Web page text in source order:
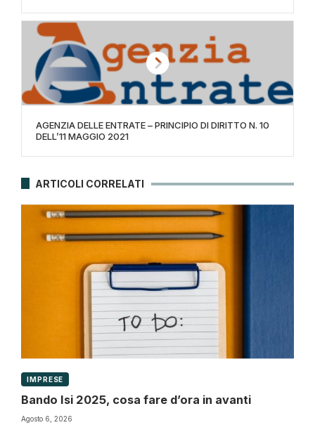
AGENZIA DELLE ENTRATE – PRINCIPIO DI DIRITTO N. 10
DELL’11 MAGGIO 2021
ARTICOLI CORRELATI
IMPRESE
Bando Isi 2025, cosa fare d’ora in avanti
Agosto 6, 2026